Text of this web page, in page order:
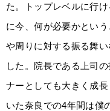
た。トップレベルに行
に今、何が必要かとい
や周りに対する振る舞
した。院⻑である上司
ナーとしても大きく成
いた奈良での4年間は僕